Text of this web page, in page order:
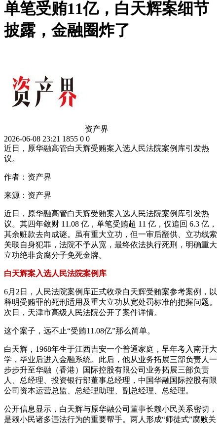
单笔受贿11亿，白天辉案细节
披露，金融圈炸了
资产界
2026-06-08 23:21 1855 0 0
近日，原华融高管白天辉受贿案入选人民法院案例库引发热
议。
作者：资产界
来源：资产界
近日，原华融高管白天辉受贿案入选人民法院案例库引发热
议。其四年敛财 11.08 亿，单笔受贿超 11 亿，仅追回 6.3 亿，
其余赃款去向成谜。虽有重大立功，但一审后翻供、立功线索
关联自身犯罪，法院不予从宽，最终依法执行死刑，明确重大
立功绝非贪腐分子免死金牌。
白天辉案入选人民法院案例库
6月2日，人民法院案例库正式收录白天辉受贿案参考案例，以
释明受贿罪的死刑适用及重大立功从宽处罚标准的把握问题。
次日，天津市高级人民法院公开了案件详情。
这个案子，远不止“受贿11.08亿”那么简单。
白天辉，1968年生于江西吉安一个普通家庭，早年考入南开大
学，毕业后进入金融系统。此后，他从业务拓展三部负责人一
步步升至华融（香港）国际控股有限公司业务拓展三部负责
人、总经理、投资银行部董事总经理，中国华融国际控股有限
公司资本运营总监、总经理助理、副总经理、总经理。
公开信息显示，白天辉与原华融公司董事长赖小民关系密切，
是赖小民诸多违法行为的重要帮手。两人形成“师徒式”腐败关